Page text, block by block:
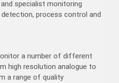
specialist monitoring
process control and
a number of different
high resolution analogue to
a range of quality